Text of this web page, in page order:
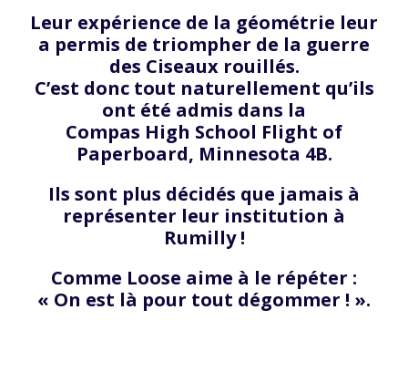
Leur expérience de la géométrie leur
a permis de triompher de la guerre
des Ciseaux rouillés.
C’est donc tout naturellement qu’ils
ont été admis dans la
Compas High School Flight of
Paperboard, Minnesota 4B.
Ils sont plus décidés que jamais à
représenter leur institution à
Rumilly !
Comme Loose aime à le répéter :
« On est là pour tout dégommer ! ».